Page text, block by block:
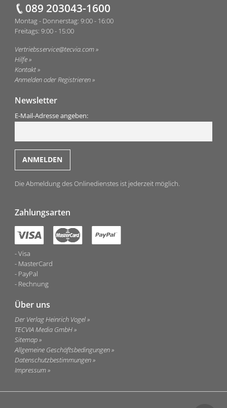
089 203043-1600
Montag - Donnerstag: 9:00 - 16:00
Freitags: 9:00 - 15:00
Vertriebsservice@tecvia.com
Hilfe
Kontakt
Anmelden oder Registrieren
Newsletter
E-Mail-Adresse angeben:
Die Abmeldung des Onlinedienstes ist jederzeit möglich.
Zahlungsarten
Visa
MasterCard
PayPal
Rechnung
Über uns
Der Verlag Heinrich Vogel
TECVIA Media GmbH
Sitemap
Allgemeine Geschäftsbedingungen
Datenschutzbestimmungen
Impressum